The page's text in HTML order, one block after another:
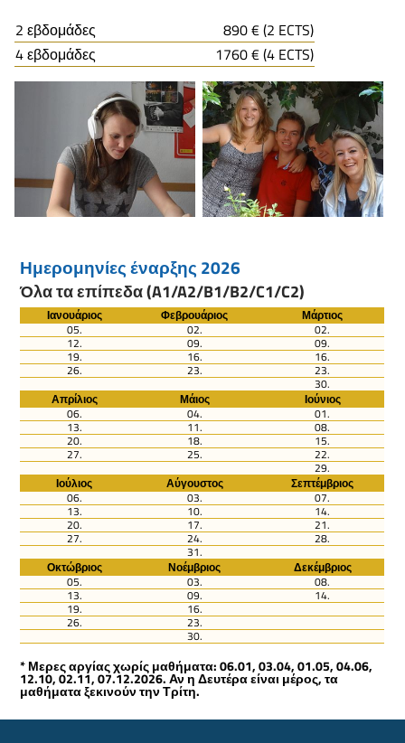
2 εβδομάδες
890 € (2 ECTS)
4 εβδομάδες
1760 € (4 ECTS)
Ημερομηνίες έναρξης 2026
Όλα τα επίπεδα (A1/A2/B1/B2/C1/C2)
Ιανουάριος Φεβρουάριος
Μάρτιος
05.
02. 02.
12. 09. 09.
19. 16. 16.
26. 23. 23.
30.
Απρίλιος
Μάιος
Ιούνιος
06.
04. 01.
13. 11. 08.
20. 18. 15.
27. 25. 22.
29.
Ιούλιος
Αύγουστος
Σεπτέμβριος
06.
03. 07.
13. 10. 14.
20. 17. 21.
27. 24. 28.
31.
Οκτώβριος
Νοέμβριος
Δεκέμβριος
05.
03. 08.
13. 09. 14.
19. 16.
26. 23.
30.
* Μερες αργίας χωρίς μαθήματα: 06.01, 03.04, 01.05, 04.06,
12.10, 02.11, 07.12.2026. Αν η Δευτέρα είναι μέρος, τα
μαθήματα ξεκινούν την Τρίτη.